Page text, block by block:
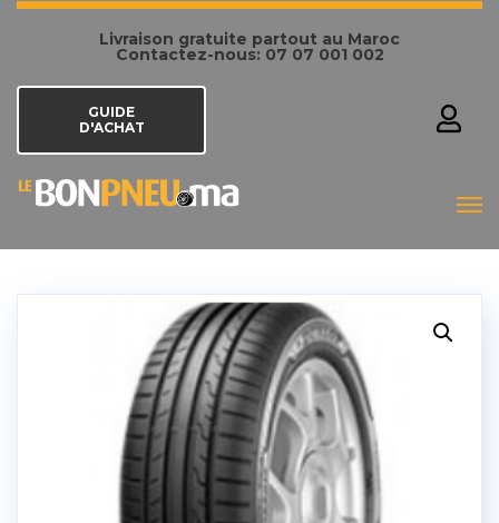
Livraison gratuite partout au Maroc
Contactez-nous: 07 07 001 002
GUIDE
D'ACHAT